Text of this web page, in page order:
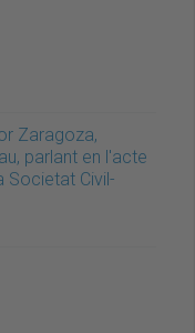
Zaragoza,
parlant en l'acte
Societat Civil-